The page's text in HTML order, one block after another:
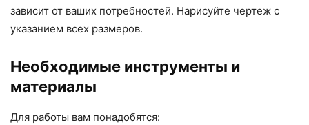
зависит от ваших потребностей. Нарисуйте чертеж с
указанием всех размеров.
Необходимые инструменты и
материалы
Для работы вам понадобятся: